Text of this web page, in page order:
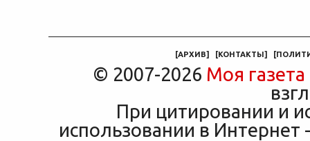
[АРХИВ] [КОНТАКТЫ] [
© 2007-2026 Моя газета
При цитировании и
использовании в Интернет